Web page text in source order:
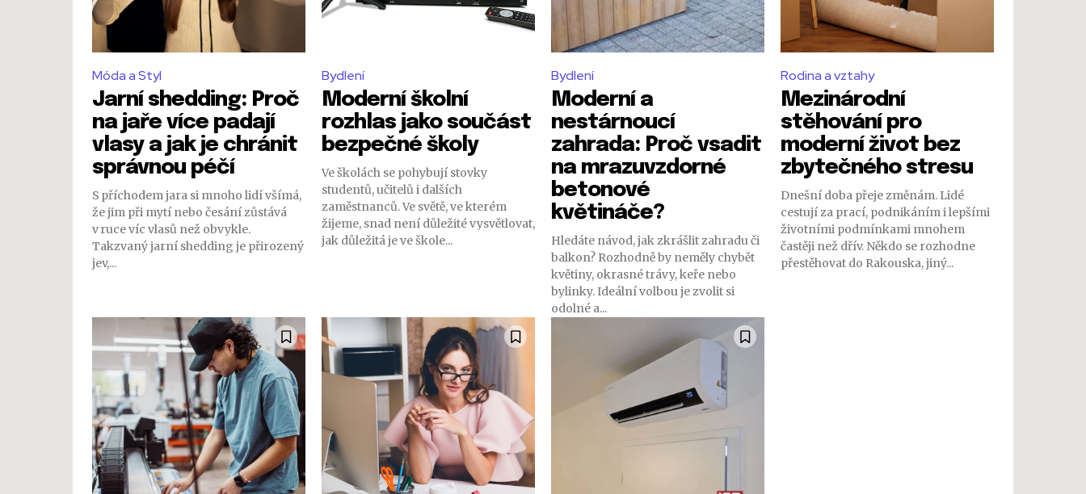
Móda a Styl
Jarní shedding: Proč
na jaře více padají
vlasy a jak je chránit
správnou péčí
S příchodem jara si mnoho lidí všímá,
že jim při mytí nebo česání zůstává
v ruce víc vlasů než obvykle.
Takzvaný jarní shedding je přirozený
jev,...
Bydlení
Moderní školní
rozhlas jako součást
bezpečné školy
Ve školách se pohybují stovky
studentů, učitelů i dalších
zaměstnanců. Ve světě, ve kterém
žijeme, snad není důležité vysvětlovat,
jak důležitá je ve škole...
Bydlení
Moderní a
nestárnoucí
zahrada: Proč vsadit
na mrazuvzdorné
betonové
květináče?
Hledáte návod, jak zkrášlit zahradu či
balkon? Rozhodně by neměly chybět
květiny, okrasné trávy, keře nebo
bylinky. Ideální volbou je zvolit si
odolné a...
Rodina a vztahy
Mezinárodní
stěhování pro
moderní život bez
zbytečného stresu
Dnešní doba přeje změnám. Lidé
cestují za prací, podnikáním i lepšími
životními podmínkami mnohem
častěji než dřív. Někdo se rozhodne
přestěhovat do Rakouska, jiný...